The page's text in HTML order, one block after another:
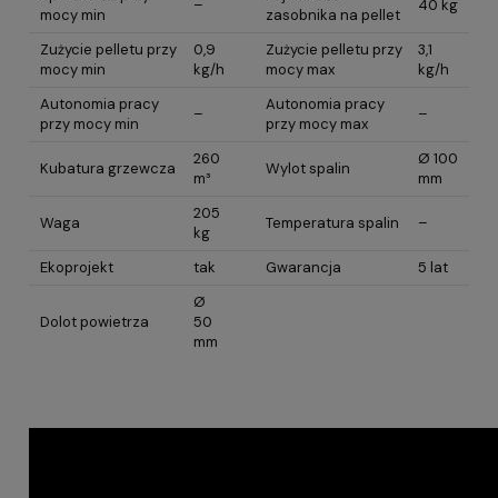
mocy min
–
zasobnika na pellet
40 kg
Zużycie pelletu przy
mocy min
0,9
kg/h
Zużycie pelletu przy
mocy max
3,1
kg/h
Autonomia pracy
przy mocy min
–
Autonomia pracy
przy mocy max
–
Kubatura grzewcza
260
m³
Wylot spalin
Ø 100
mm
Waga
205
kg
Temperatura spalin –
Ekoprojekt tak Gwarancja 5 lat
Dolot powietrza
Ø
50
mm